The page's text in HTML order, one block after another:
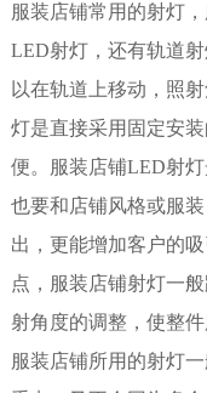
服装店铺常用的射灯
LED射灯，还有轨道
以在轨道上移动，照
灯是直接采用固定安
便。服装店铺LED射
也要和店铺风格或服
出，更能增加客户的
点， 服装店铺射灯一
射角度的调整，使整
服装店铺所用的射灯